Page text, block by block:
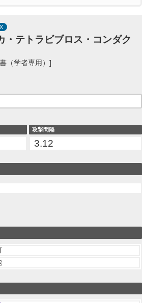
・テトラビブロス・コンダク
（学者専用）]
攻撃間隔
3.12